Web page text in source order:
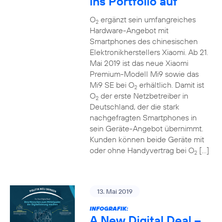
O2ergänzt sein umfangreiches
Hardware-Angebot mit
Smartphones des chinesischen
Elektronikherstellers Xiaomi. Ab 21.
Mai 2019 ist das neue Xiaomi
Premium-Modell Mi9 sowie das
Mi9 SE bei O2erhältlich. Damit ist
O2der erste Netzbetreiber in
Deutschland, der die stark
nachgefragten Smartphones in
sein Geräte-Angebot übernimmt.
Kunden können beide Geräte mit
oder ohne Handyvertrag bei O2[…]
13. Mai 2019
INFOGRAFIK: